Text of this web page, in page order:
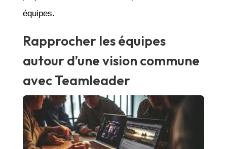
équipes.
Rapprocher les équipes
autour d’une vision commune
avec Teamleader